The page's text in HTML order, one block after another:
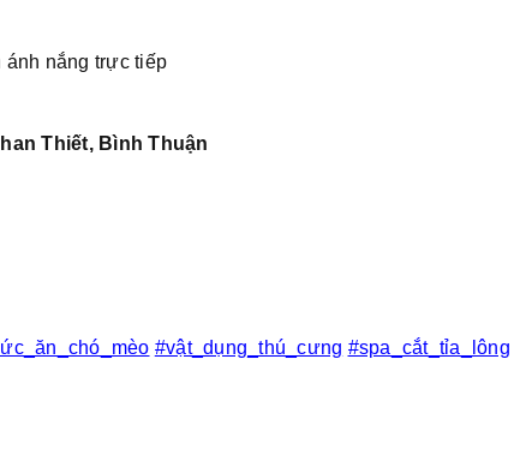
nắng trực tiếp
Thiết, Bình Thuận
#vật_dụng_thú_cưng #spa_cắt_tỉa_lông